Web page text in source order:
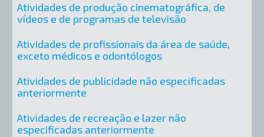
Atividades de produção cinematográfica, de
vídeos e de programas de televisão
Atividades de profissionais da área de saúde,
exceto médicos e odontólogos
Atividades de publicidade não especificadas
anteriormente
Atividades de recreação e lazer não
especificadas anteriormente